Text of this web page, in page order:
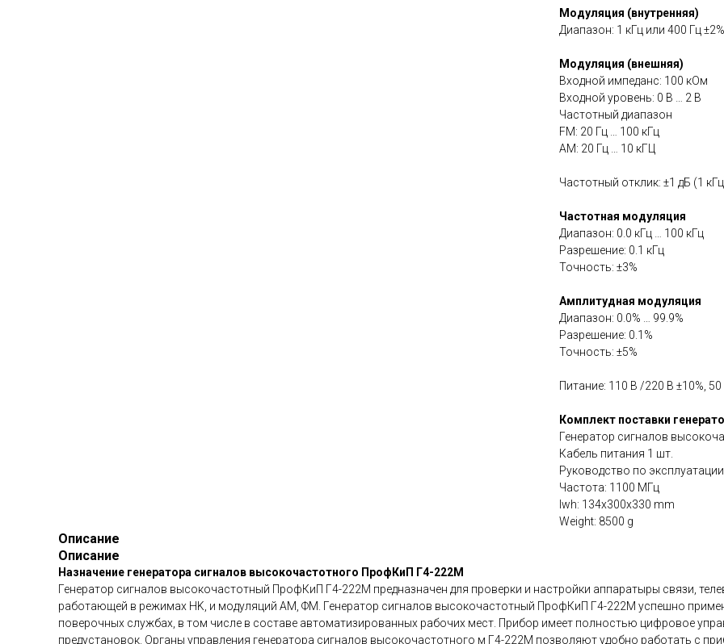
Модуляция (внутренняя)
Диапазон: 1 кГц или 400 Гц ±2%
Модуляция (внешняя)
Входной импеданс: 100 кОм
Входной уровень: 0 В … 2 В
Частотный диапазон
FM: 20 Гц … 100 кГц
АМ: 20 Гц … 10 кГЦ
Частотный отклик: ±1 дБ (1
Частотная модуляция
Диапазон: 0.0 кГц … 100 кГц
Разрешение: 0.1 кГц
Точность: ±3%
Амплитудная модуляция
Диапазон: 0.0% … 99.9%
Разрешение: 0.1%
Точность: ±5%
Питание: 110 В /220 В ±10%, 50
Комплект поставки
Генератор сигналов
Кабель питания 1 шт.
Руководство по
Частота: 1100 МГц
lwh: 134x300x330 mm
Weight: 8500 g
Описание
Описание
Назначение генератора сигналов высокочастотного ПрофКиП Г4-222М
Генератор сигналов высокочастотный ПрофКиП Г4-222М предназначен для проверки и настройки аппаратыры связи,
работающей в режимах HK, и модуляций AM, ФМ. Генератор сигналов высокочастотный ПрофКиП Г4-222М успешно
поверочных службах, в том числе в составе автоматизированных рабочих мест. Прибор имеет полностью цифровое
предустановок. Органы управления генератора сигналов высокочастотного м Г4-222М позволяют удобно работать с